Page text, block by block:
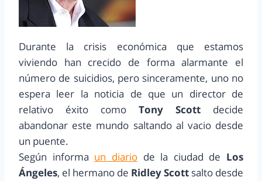
Durante la crisis económica que estamos
viviendo han crecido de forma alarmante el
número de suicidios, pero sinceramente, uno no
espera leer la noticia de que un director de
relativo éxito como Tony Scott decide
abandonar este mundo saltando al vacio desde
un puente.
Según informa un diariode la ciudad de Los
Ángeles, el hermano de Ridley Scott salto desde